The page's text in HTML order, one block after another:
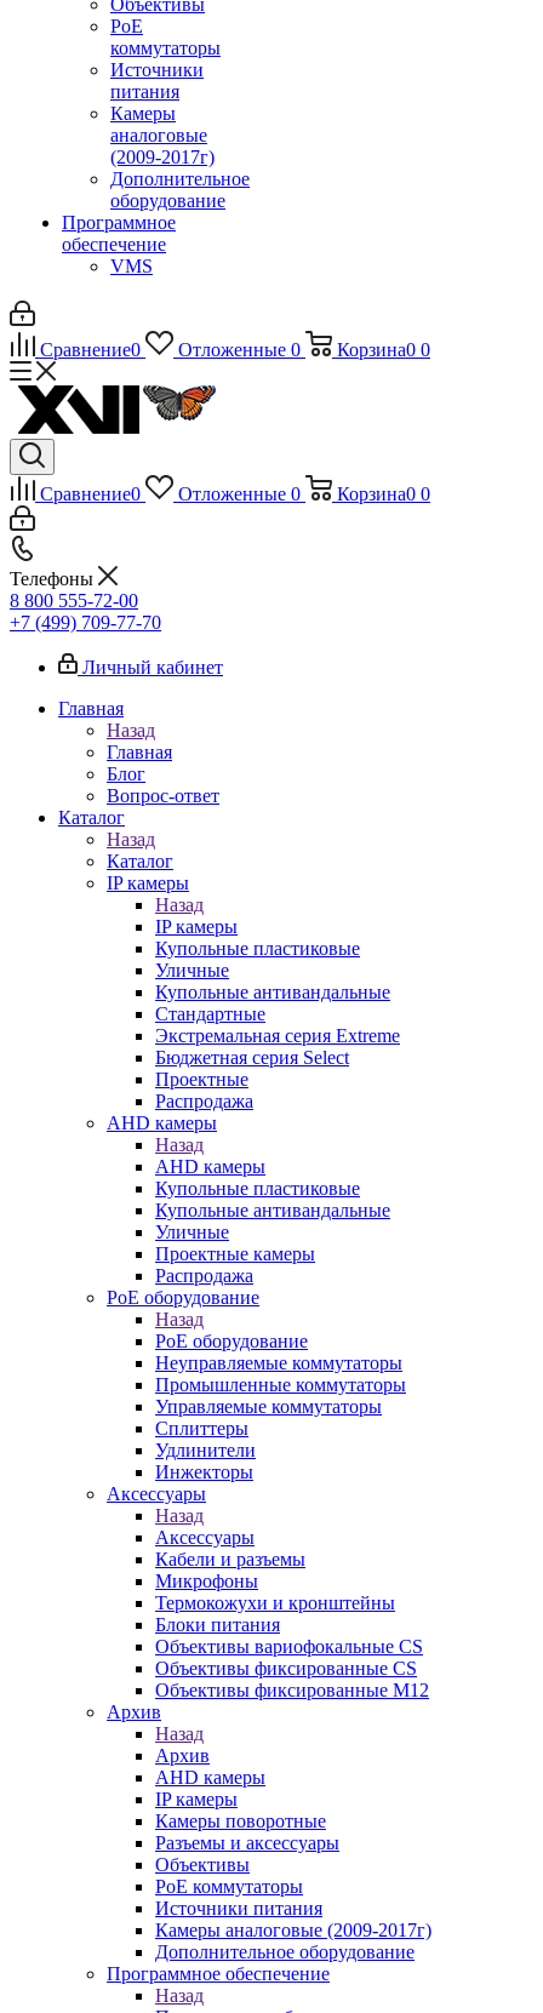
Объективы
PoE
коммутаторы
Источники
питания
Камеры
аналоговые
(2009-2017г)
Дополнительное
оборудование
Программное
обеспечение
VMS
Сравнение0 Отложенные 0 Корзина0 0
Сравнение0 Отложенные 0 Корзина0 0
Телефоны
8 800 555-72-00
+7 (499) 709-77-70
Личный кабинет
Главная
Назад
Главная
Блог
Вопрос-ответ
Каталог
Назад
Каталог
IP камеры
Назад
IP камеры
Купольные пластиковые
Уличные
Купольные антивандальные
Стандартные
Экстремальная серия Extreme
Бюджетная серия Select
Проектные
Распродажа
AHD камеры
Назад
AHD камеры
Купольные пластиковые
Купольные антивандальные
Уличные
Проектные камеры
Распродажа
PoE оборудование
Назад
PoE оборудование
Неуправляемые коммутаторы
Промышленные коммутаторы
Управляемые коммутаторы
Сплиттеры
Удлинители
Инжекторы
Аксессуары
Назад
Аксессуары
Кабели и разъемы
Микрофоны
Термокожухи и кронштейны
Блоки питания
Объективы вариофокальные CS
Объективы фиксированные CS
Объективы фиксированные М12
Архив
Назад
Архив
AHD камеры
IP камеры
Камеры поворотные
Разъемы и аксессуары
Объективы
PoE коммутаторы
Источники питания
Камеры аналоговые (2009-2017г)
Дополнительное оборудование
Программное обеспечение
Назад